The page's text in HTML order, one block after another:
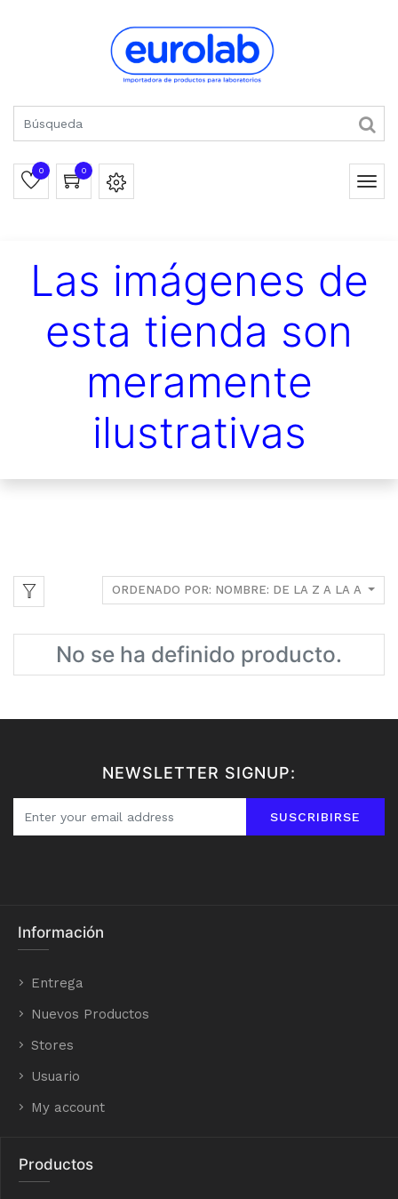
0 0
Las imágenes de
esta tienda son
meramente
ilustrativas
ORDENADO POR: NOMBRE: DE LA Z A LA A
No se ha definido producto.
NEWSLETTER SIGNUP:
SUSCRIBIRSE
Información
Entrega
Nuevos Productos
Stores
Usuario
My account
Productos